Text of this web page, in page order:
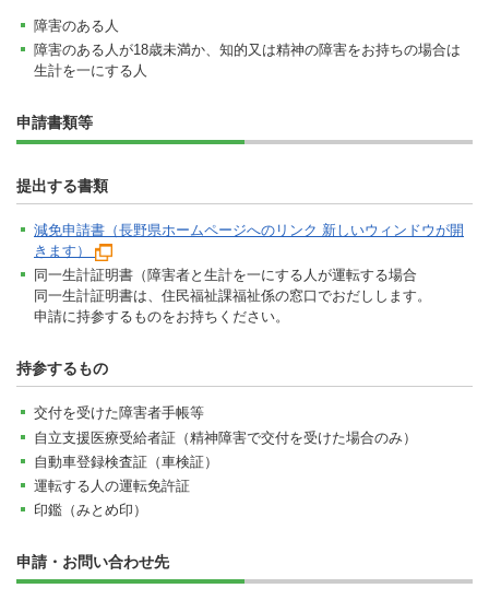
障害のある人
障害のある人が18歳未満か、知的又は精神の障害をお持ちの場合は
生計を一にする人
申請書類等
提出する書類
減免申請書（長野県ホームページへのリンク 新しいウィンドウが開
きます）
同一生計証明書（障害者と生計を一にする人が運転する場合
同一生計証明書は、住民福祉課福祉係の窓口でおだしします。
申請に持参するものをお持ちください。
持参するもの
交付を受けた障害者手帳等
自立支援医療受給者証（精神障害で交付を受けた場合のみ）
自動車登録検査証（車検証）
運転する人の運転免許証
印鑑（みとめ印）
申請・お問い合わせ先